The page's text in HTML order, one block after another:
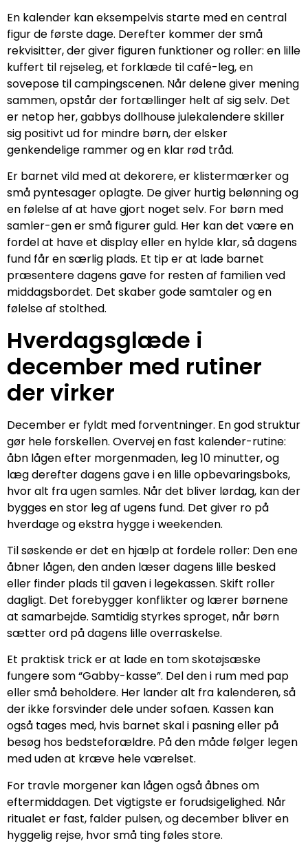
En kalender kan eksempelvis starte med en central
figur de første dage. Derefter kommer der små
rekvisitter, der giver figuren funktioner og roller: en lille
kuffert til rejseleg, et forklæde til café-leg, en
sovepose til campingscenen. Når delene giver mening
sammen, opstår der fortællinger helt af sig selv. Det
er netop her, gabbys dollhouse julekalendere skiller
sig positivt ud for mindre børn, der elsker
genkendelige rammer og en klar rød tråd.
Er barnet vild med at dekorere, er klistermærker og
små pyntesager oplagte. De giver hurtig belønning og
en følelse af at have gjort noget selv. For børn med
samler-gen er små figurer guld. Her kan det være en
fordel at have et display eller en hylde klar, så dagens
fund får en særlig plads. Et tip er at lade barnet
præsentere dagens gave for resten af familien ved
middagsbordet. Det skaber gode samtaler og en
følelse af stolthed.
Hverdagsglæde i
december med rutiner
der virker
December er fyldt med forventninger. En god struktur
gør hele forskellen. Overvej en fast kalender-rutine:
åbn lågen efter morgenmaden, leg 10 minutter, og
læg derefter dagens gave i en lille opbevaringsboks,
hvor alt fra ugen samles. Når det bliver lørdag, kan der
bygges en stor leg af ugens fund. Det giver ro på
hverdage og ekstra hygge i weekenden.
Til søskende er det en hjælp at fordele roller: Den ene
åbner lågen, den anden læser dagens lille besked
eller finder plads til gaven i legekassen. Skift roller
dagligt. Det forebygger konflikter og lærer børnene
at samarbejde. Samtidig styrkes sproget, når børn
sætter ord på dagens lille overraskelse.
Et praktisk trick er at lade en tom skotøjsæske
fungere som “Gabby-kasse”. Del den i rum med pap
eller små beholdere. Her lander alt fra kalenderen, så
der ikke forsvinder dele under sofaen. Kassen kan
også tages med, hvis barnet skal i pasning eller på
besøg hos bedsteforældre. På den måde følger legen
med uden at kræve hele værelset.
For travle morgener kan lågen også åbnes om
eftermiddagen. Det vigtigste er forudsigelighed. Når
ritualet er fast, falder pulsen, og december bliver en
hyggelig rejse, hvor små ting føles store.